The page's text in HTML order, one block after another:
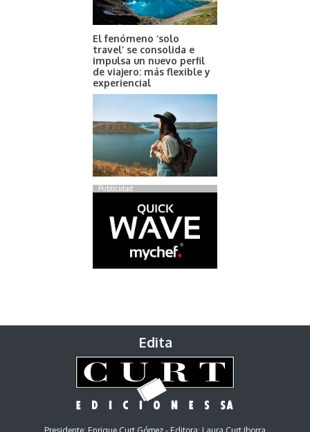
El fenómeno ‘solo
travel’ se consolida e
impulsa un nuevo perfil
de viajero: más flexible y
experiencial
Publicidad
Edita